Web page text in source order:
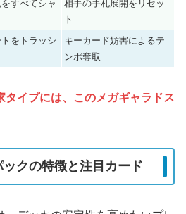
すべてシャ
相手の手札展開をリセッ
ト
をトラッシ
キーカード妨害によるテ
ンポ奪取
タイプには、このメガギャラドス
クの特徴と注目カード